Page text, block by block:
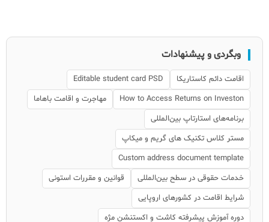
وبگردی و پیشنهادات
اقامت دائم کاستاریکا
Editable student card PSD
How to Access Returns on Investon
مهاجرت و اقامت باهاما
برنامه‌های استارتاپ بین‌المللی
مستر کلاس تکنیک های گریم و میکاپ
Custom address document template
خدمات حقوقی در سطح بین‌المللی
قوانین و مقررات استونی
شرایط اقامت در کشورهای اروپایی
دوره آموزش پیشرفته کاشت و اکستنشن مژه